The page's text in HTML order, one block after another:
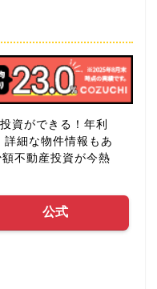
資ができる！年利
細な物件情報もあ
不動産投資が今熱
公式